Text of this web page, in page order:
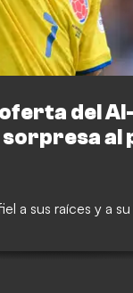
del
al
a sus raíces y a